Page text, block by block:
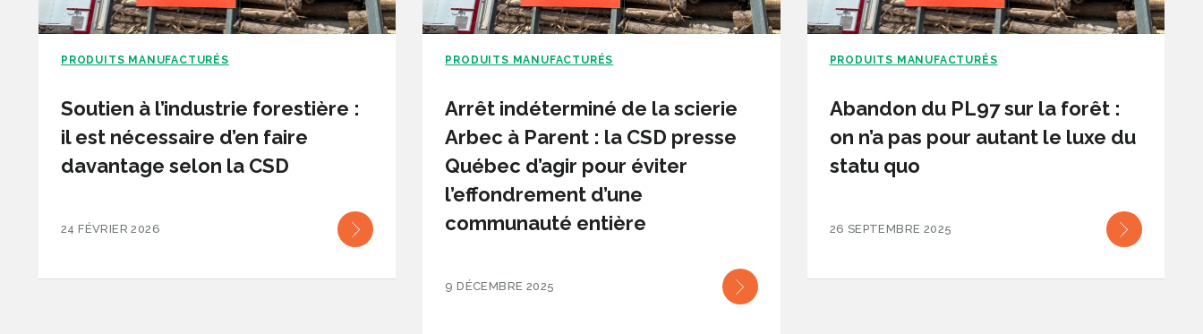
PRODUITS MANUFACTURÉS
Soutien à l’industrie forestière :
il est nécessaire d’en faire
davantage selon la CSD
24 FÉVRIER 2026
PRODUITS MANUFACTURÉS
Arrêt indéterminé de la scierie
Arbec à Parent : la CSD presse
Québec d’agir pour éviter
l’effondrement d’une
communauté entière
9 DÉCEMBRE 2025
PRODUITS MANUFACTURÉS
Abandon du PL97 sur la forêt :
on n’a pas pour autant le luxe du
statu quo
26 SEPTEMBRE 2025